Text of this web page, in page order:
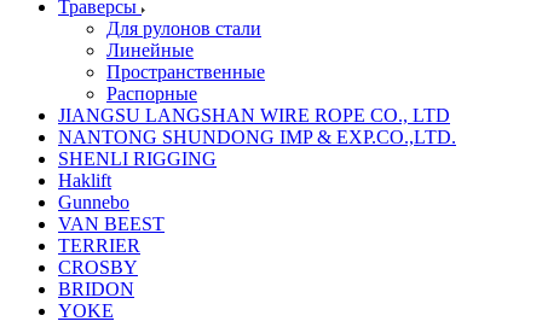
Траверсы
Для рулонов стали
Линейные
Пространственные
Распорные
JIANGSU LANGSHAN WIRE ROPE CO., LTD
NANTONG SHUNDONG IMP & EXP.CO.,LTD.
SHENLI RIGGING
Haklift
Gunnebo
VAN BEEST
TERRIER
CROSBY
BRIDON
YOKE